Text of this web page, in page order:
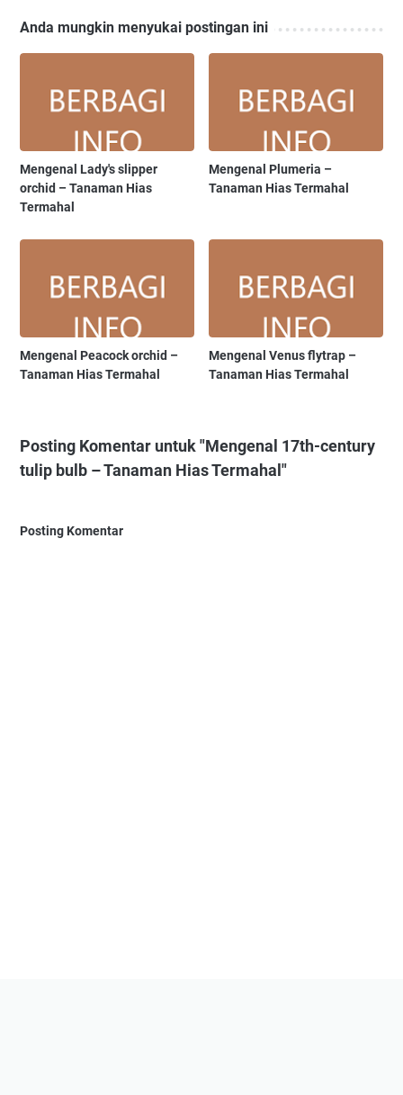
Anda mungkin menyukai postingan ini
Mengenal Lady's slipper
orchid – Tanaman Hias
Termahal
Mengenal Plumeria –
Tanaman Hias Termahal
Mengenal Peacock orchid –
Tanaman Hias Termahal
Mengenal Venus flytrap –
Tanaman Hias Termahal
Posting Komentar untuk "Mengenal 17th-century
tulip bulb – Tanaman Hias Termahal"
Posting Komentar